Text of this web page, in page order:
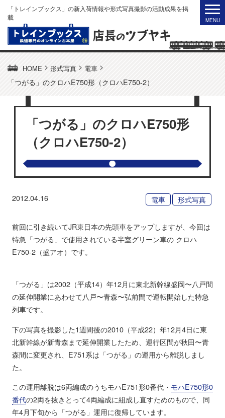
「トレインブックス」の新入荷情報や形式写真撮影の活動成果を掲
載
HOME > 形式写真 > 電車 >
「つがる」のクロハE750形（クロハE750-2）
「つがる」のクロハE750形
（クロハE750-2）
2012.04.16 電車 形式写真
前回に引き続いてJR東日本の先頭車をアップしますが、今回は
特急「つがる」で使用されている半室グリーン車の クロハ
E750-2（盛アオ）です。
「つがる」は2002（平成14）年12月に東北新幹線盛岡〜八戸間
の延伸開業にあわせて八戸〜青森〜弘前間で運転開始した特急
列車です。
下の写真を撮影した1週間後の2010（平成22）年12月4日に東
北新幹線が新青森まで延伸開業したため、運行区間が秋田〜青
森間に変更され、E751系は「つがる」の運用から離脱しまし
た。
この運用離脱は6両編成のうちモハE751形0番代・ モハE750形0
番代の2両を抜きとって4両編成に組成し直すためのもので、同
年4月下旬から「つがる」運用に復帰しています。